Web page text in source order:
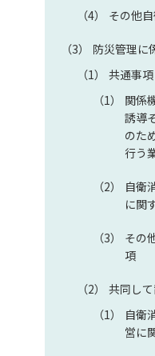
その他
防災管理に
共通事項
関係
誘導
のた
行う
自衛
に関
その
項
共同し
自衛
営に